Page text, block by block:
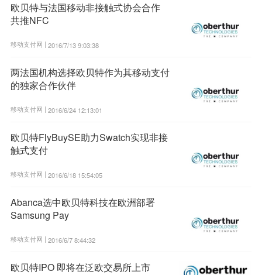
欧贝特与法国移动非接触式协会合作
共推NFC
移动支付网 | 2016/7/13 9:03:38
两法国机构选择欧贝特作为其移动支付
的独家合作伙伴
移动支付网 | 2016/6/24 12:13:01
欧贝特FlyBuySE助力Swatch实现非接
触式支付
移动支付网 | 2016/6/18 15:54:05
Abanca选中欧贝特科技在欧洲部署
Samsung Pay
移动支付网 | 2016/6/7 8:44:32
欧贝特IPO 即将在泛欧交易所上市